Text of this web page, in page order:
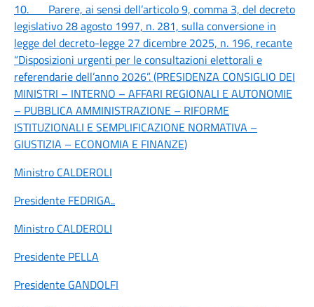
10.
Parere, ai sensi dell’articolo 9, comma 3, del decreto
legislativo 28 agosto 1997, n. 281, sulla conversione in
legge del decreto-legge 27 dicembre 2025, n. 196, recante
“Disposizioni urgenti per le consultazioni elettorali e
referendarie dell’anno 2026”. (PRESIDENZA CONSIGLIO DEI
MINISTRI – INTERNO – AFFARI REGIONALI E AUTONOMIE
– PUBBLICA AMMINISTRAZIONE – RIFORME
ISTITUZIONALI E SEMPLIFICAZIONE NORMATIVA –
GIUSTIZIA – ECONOMIA E FINANZE)
Ministro CALDEROLI
Presidente FEDRIGA..
Ministro CALDEROLI
Presidente PELLA
Presidente GANDOLFI